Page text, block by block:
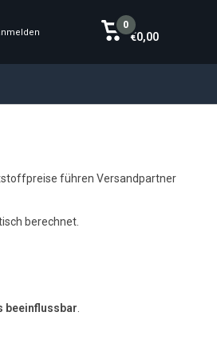
0
€0,00
führen Versandpartner
berechnet.
beeinflussbar